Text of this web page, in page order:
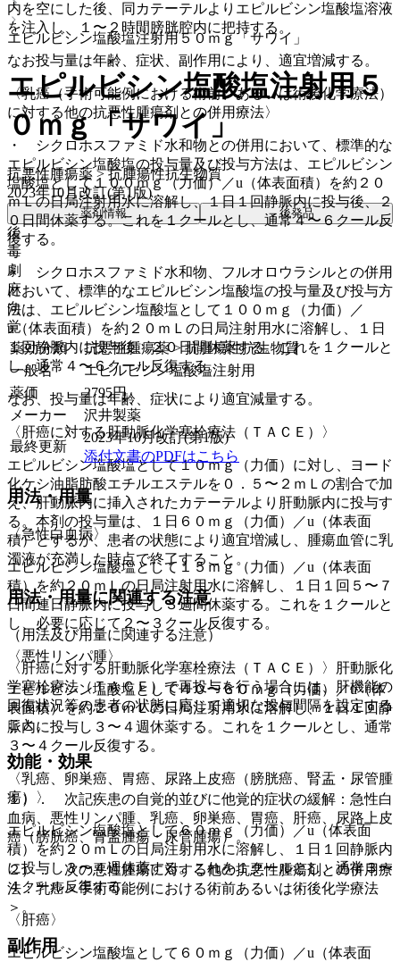
内を空にした後、同カテーテルよりエピルビシン塩酸塩溶液
を注入し、１〜２時間膀胱腔内に把持する。
なお投与量は年齢、症状、副作用により、適宜増減する。
〈乳癌（手術可能例における術前、あるいは術後化学療法）
に対する他の抗悪性腫瘍剤との併用療法〉
・ シクロホスファミド水和物との併用において、標準的な
エピルビシン塩酸塩の投与量及び投与方法は、エピルビシン
塩酸塩として１００ｍｇ（力価）／u（体表面積）を約２０
ｍＬの日局注射用水に溶解し、１日１回静脈内に投与後、２
０日間休薬する。これを１クールとし、通常４〜６クール反
復する。
・ シクロホスファミド水和物、フルオロウラシルとの併用
において、標準的なエピルビシン塩酸塩の投与量及び投与方
法は、エピルビシン塩酸塩として１００ｍｇ（力価）／
u（体表面積）を約２０ｍＬの日局注射用水に溶解し、１日
１回静脈内に投与後、２０日間休薬する。これを１クールと
し、通常４〜６クール反復する。
なお、投与量は年齢、症状により適宜減量する。
〈肝癌に対する肝動脈化学塞栓療法（ＴＡＣＥ）〉
エピルビシン塩酸塩として１０ｍｇ（力価）に対し、ヨード
化ケシ油脂肪酸エチルエステルを０．５〜２ｍＬの割合で加
え、肝動脈内に挿入されたカテーテルより肝動脈内に投与す
る。本剤の投与量は、１日６０ｍｇ（力価）／u（体表面
積）とするが、患者の状態により適宜増減し、腫瘍血管に乳
濁液が充満した時点で終了すること。
用法・用量に関連する注意
（用法及び用量に関連する注意）
〈肝癌に対する肝動脈化学塞栓療法（ＴＡＣＥ）〉肝動脈化
学塞栓療法（ＴＡＣＥ）で再投与を行う場合には、肝機能の
回復状況等の患者の状態に応じて適切な投与間隔を設定する
こと。
効能・効果
１）． 次記疾患の自覚的並びに他覚的症状の緩解：急性白
血病、悪性リンパ腫、乳癌、卵巣癌、胃癌、肝癌、尿路上皮
癌（膀胱癌、腎盂腫瘍・尿管腫瘍）。
２）． 次の悪性腫瘍に対する他の抗悪性腫瘍剤との併用療
法：乳癌＜手術可能例における術前あるいは術後化学療法
＞。
副作用
エピルビシン塩酸塩注射用５０ｍｇ「サワイ」
エピルビシン塩酸塩注射用５
０ｍｇ「サワイ」
抗悪性腫瘍薬 > 抗腫瘍性抗生物質
2023年10月改訂(第1版)
薬剤情報 後発品
後
毒
劇
麻
向
覚
薬効分類
抗悪性腫瘍薬 > 抗腫瘍性抗生物質
一般名
エピルビシン塩酸塩注射用
薬価
2795円
メーカー
沢井製薬
最終更新
2023年10月改訂(第1版)
添付文書のPDFはこちら
用法・用量
〈急性白血病〉
エピルビシン塩酸塩として１５ｍｇ（力価）／u（体表面
積）を約２０ｍＬの日局注射用水に溶解し、１日１回５〜７
日間連日静脈内に投与し３週間休薬する。これを１クールと
し、必要に応じて２〜３クール反復する。
〈悪性リンパ腫〉
エピルビシン塩酸塩として４０〜６０ｍｇ（力価）／u（体
表面積）を約２０ｍＬの日局注射用水に溶解し、１日１回静
脈内に投与し３〜４週休薬する。これを１クールとし、通常
３〜４クール反復する。
〈乳癌、卵巣癌、胃癌、尿路上皮癌（膀胱癌、腎盂・尿管腫
瘍）〉
エピルビシン塩酸塩として６０ｍｇ（力価）／u（体表面
積）を約２０ｍＬの日局注射用水に溶解し、１日１回静脈内
に投与し３〜４週休薬する。これを１クールとし、通常３〜
４クール反復する。
〈肝癌〉
エピルビシン塩酸塩として６０ｍｇ（力価）／u（体表面